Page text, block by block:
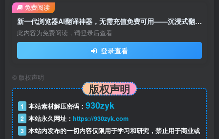
新一代浏览器AI翻译神器，无需充值免费可用——沉浸式翻译！
此内容为免费阅读，请登录后查看
登录查看
免费阅读
© 版权声明
版权声明
1 本站素材解压密码： 930zyk
2 本站永久网址： https://930zyk.com
3 本站内发布的一切内容仅限用于学习和研究，禁止用于商业或